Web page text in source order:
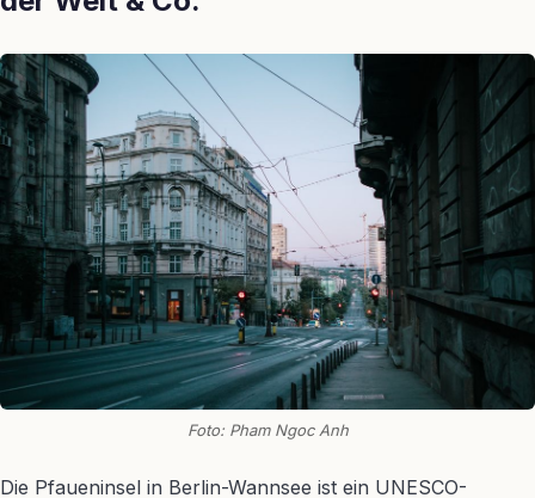
Foto: Pham Ngoc Anh
Die Pfaueninsel in Berlin-Wannsee ist ein UNESCO-